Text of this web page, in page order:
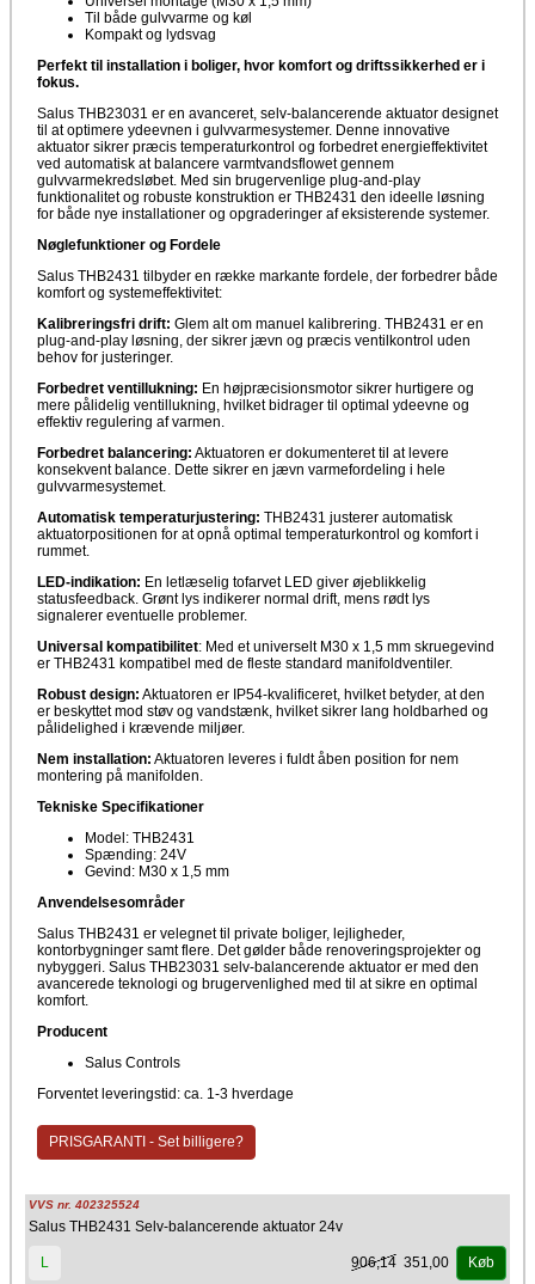
Til både gulvvarme og køl
Kompakt og lydsvag
Perfekt til installation i boliger, hvor komfort og driftssikkerhed er i
fokus.
Salus THB23031 er en avanceret, selv-balancerende aktuator designet
til at optimere ydeevnen i gulvvarmesystemer. Denne innovative
aktuator sikrer præcis temperaturkontrol og forbedret energieffektivitet
ved automatisk at balancere varmtvandsflowet gennem
gulvvarmekredsløbet. Med sin brugervenlige plug-and-play
funktionalitet og robuste konstruktion er THB2431 den ideelle løsning
for både nye installationer og opgraderinger af eksisterende systemer.
Nøglefunktioner og Fordele
Salus THB2431 tilbyder en række markante fordele, der forbedrer både
komfort og systemeffektivitet:
Kalibreringsfri drift: Glem alt om manuel kalibrering. THB2431 er en
plug-and-play løsning, der sikrer jævn og præcis ventilkontrol uden
behov for justeringer.
Forbedret ventillukning: En højpræcisionsmotor sikrer hurtigere og
mere pålidelig ventillukning, hvilket bidrager til optimal ydeevne og
effektiv regulering af varmen.
Forbedret balancering: Aktuatoren er dokumenteret til at levere
konsekvent balance. Dette sikrer en jævn varmefordeling i hele
gulvvarmesystemet.
Automatisk temperaturjustering: THB2431 justerer automatisk
aktuatorpositionen for at opnå optimal temperaturkontrol og komfort i
rummet.
LED-indikation: En letlæselig tofarvet LED giver øjeblikkelig
statusfeedback. Grønt lys indikerer normal drift, mens rødt lys
signalerer eventuelle problemer.
Universal kompatibilitet: Med et universelt M30 x 1,5 mm skruegevind
er THB2431 kompatibel med de fleste standard manifoldventiler.
Robust design: Aktuatoren er IP54-kvalificeret, hvilket betyder, at den
er beskyttet mod støv og vandstænk, hvilket sikrer lang holdbarhed og
pålidelighed i krævende miljøer.
Nem installation: Aktuatoren leveres i fuldt åben position for nem
montering på manifolden.
Tekniske Specifikationer
Model: THB2431
Spænding: 24V
Gevind: M30 x 1,5 mm
Anvendelsesområder
Salus THB2431 er velegnet til private boliger, lejligheder,
kontorbygninger samt flere. Det gølder både renoveringsprojekter og
nybyggeri. Salus THB23031 selv-balancerende aktuator er med den
avancerede teknologi og brugervenlighed med til at sikre en optimal
komfort.
Producent
Salus Controls
Forventet leveringstid: ca. 1-3 hverdage
PRISGARANTI - Set billigere?
VVS nr. 402325524
Salus THB2431 Selv-balancerende aktuator 24v
L 906,14 351,00 Køb